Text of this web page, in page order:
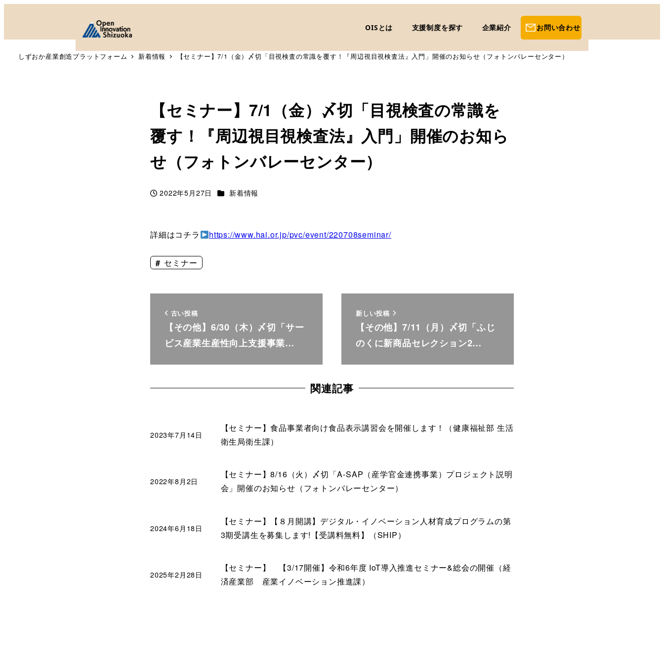
OISとは 支援制度を探す 企業紹介 お問い合わせ
しずおか産業創造プラットフォーム 新着情報 【セミナー】7/1（金）〆切「目視検査の常識を覆す！『周辺視目視検査法』入門」開催のお知らせ（フォトンバレーセンター）
【セミナー】7/1（金）〆切「目視検査の常識を
覆す！『周辺視目視検査法』入門」開催のお知ら
せ（フォトンバレーセンター）
投稿日
2022年5月27日 カテゴリー
新着情報
詳細はコチラ https://www.hai.or.jp/pvc/event/220708seminar/
セミナー
古い投稿
【その他】6/30（木）〆切「サー
ビス産業生産性向上支援事業…
新しい投稿
【その他】7/11（月）〆切「ふじ
のくに新商品セレクション2…
関連記事
【セミナー】食品事業者向け食品表示講習会を開催します！（健康福祉部 生活
衛生局衛生課）
2023年7月14日
【セミナー】8/16（火）〆切「A-SAP（産学官金連携事業）プロジェクト説明
会」開催のお知らせ（フォトンバレーセンター）
2022年8月2日
【セミナー】【８月開講】デジタル・イノベーション人材育成プログラムの第
3期受講生を募集します!【受講料無料】（SHIP）
2024年6月18日
【セミナー】 【3/17開催】令和6年度 IoT導入推進セミナー&総会の開催（経
済産業部 産業イノベーション推進課）
2025年2月28日